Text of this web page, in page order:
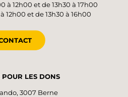
à 12h00 et de 13h30 à 17h00
12h00 et de 13h30 à 16h00
POUR LES DONS
3007 Berne